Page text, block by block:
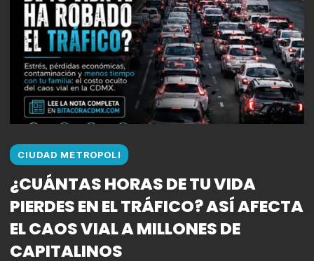
CIUDAD METROPOLI
¿CUÁNTAS HORAS DE TU VIDA
PIERDES EN EL TRÁFICO? ASÍ AFECTA
EL CAOS VIAL A MILLONES DE
CAPITALINOS